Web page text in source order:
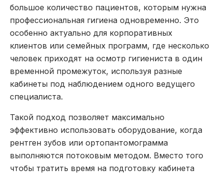
большое количество пациентов, которым нужна
профессиональная гигиена одновременно. Это
особенно актуально для корпоративных
клиентов или семейных программ, где несколько
человек приходят на осмотр гигиениста в один
временной промежуток, используя разные
кабинеты под наблюдением одного ведущего
специалиста.
Такой подход позволяет максимально
эффективно использовать оборудование, когда
рентген зубов или ортопантомограмма
выполняются потоковым методом. Вместо того
чтобы тратить время на подготовку кабинета